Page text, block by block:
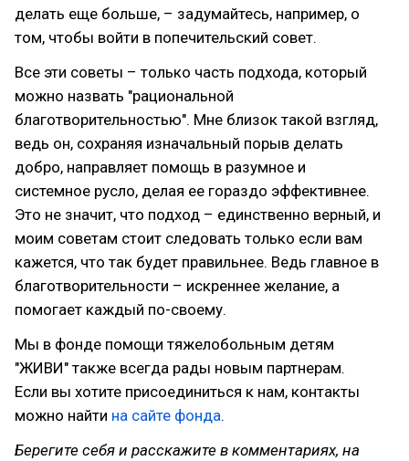
делать еще больше, – задумайтесь, например, о
том, чтобы войти в попечительский совет.
Все эти советы – только часть подхода, который
можно назвать "рациональной
благотворительностью". Мне близок такой взгляд,
ведь он, сохраняя изначальный порыв делать
добро, направляет помощь в разумное и
системное русло, делая ее гораздо эффективнее.
Это не значит, что подход – единственно верный, и
моим советам стоит следовать только если вам
кажется, что так будет правильнее. Ведь главное в
благотворительности – искреннее желание, а
помогает каждый по-своему.
Мы в фонде помощи тяжелобольным детям
"ЖИВИ" также всегда рады новым партнерам.
Если вы хотите присоединиться к нам, контакты
можно найти на сайте фонда.
Берегите себя и расскажите в комментариях, на